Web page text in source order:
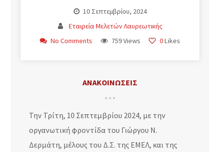
10 Σεπτεμβρίου, 2024
Εταιρεία Μελετών Λαυρεωτικής
No Comments
759 Views 0Likes
ΑΝΑΚΟΙΝΩΣΕΙΣ
Την Τρίτη, 10 Σεπτεμβρίου 2024, με την
οργανωτική φροντίδα του Γιώργου Ν.
Δερμάτη, μέλους του Δ.Σ. της ΕΜΕΛ, και της